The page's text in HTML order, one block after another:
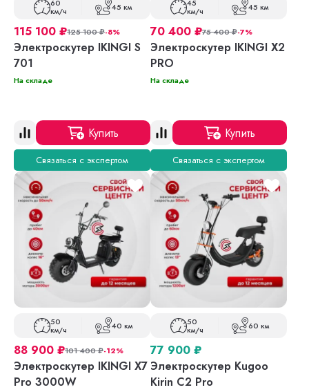
60
км/ч 45 км
115 100 ₽125 100₽-8%
Электроскутер IKINGI S
701
На складе
Купить
Связаться с экспертом
45
км/ч 45 км
70 400 ₽75 400₽-7%
Электроскутер IKINGI X2
PRO
На складе
Купить
Связаться с экспертом
50
км/ч 40 км
88 900 ₽101 400₽-12%
Электроскутер IKINGI X7
Pro 3000W
50
км/ч 60 км
77 900 ₽
Электроскутер Kugoo
Kirin C2 Pro